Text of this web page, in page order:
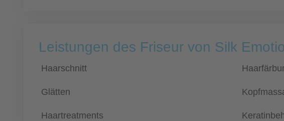
Leistungen des Friseur von Silk
Haarschnitt
Glätten
Haartreatments